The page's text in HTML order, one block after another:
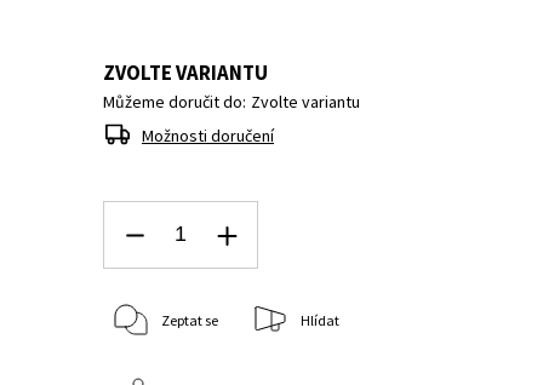
ZVOLTE VARIANTU
Můžeme doručit do: Zvolte variantu
Možnosti doručení
Zeptat se Hlídat